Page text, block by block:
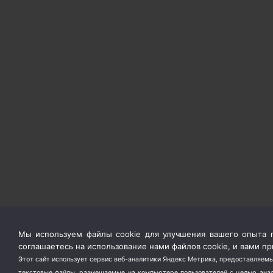
Мы используем файлы cookie для улучшения вашего опыта
соглашаетесь на использование нами файлов cookie, и вами
Этот сайт использует сервис веб-аналитики Яндекс Метрика,